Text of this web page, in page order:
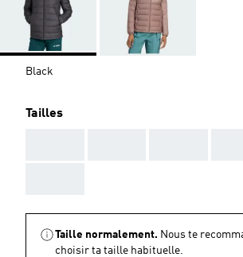
Black
Tailles
Taille normalement. Nous te
choisir ta taille habituelle.